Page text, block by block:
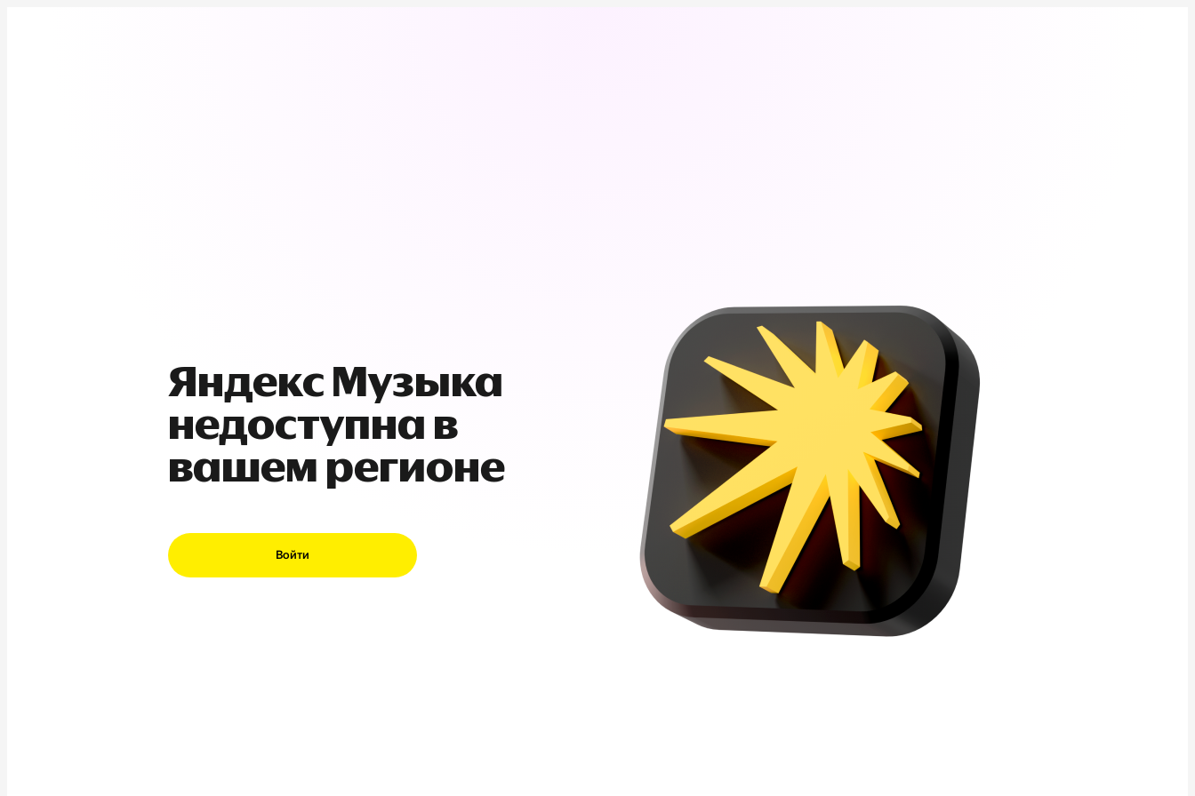
Яндекс Музыка
недоступна в
вашем регионе
Войти